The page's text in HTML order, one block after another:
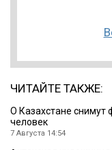
ЧИТАЙТЕ ТАКЖЕ:
О Казахстане снимут
человек
7 Августа 14:54